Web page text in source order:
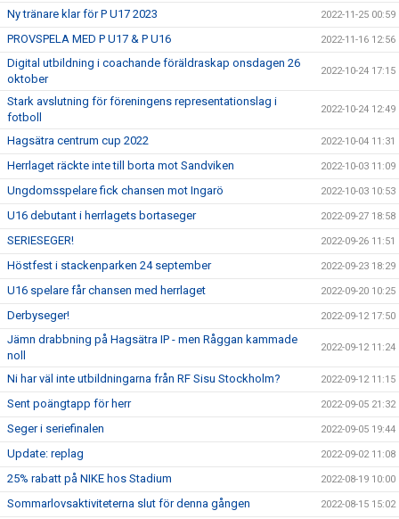
Ny tränare klar för P U17 2023 2022-11-25 00:59
PROVSPELA MED P U17 & P U16 2022-11-16 12:56
Digital utbildning i coachande föräldraskap onsdagen 26
oktober
2022-10-24 17:15
Stark avslutning för föreningens representationslag i
fotboll
2022-10-24 12:49
Hagsätra centrum cup 2022 2022-10-04 11:31
Herrlaget räckte inte till borta mot Sandviken 2022-10-03 11:09
Ungdomsspelare fick chansen mot Ingarö 2022-10-03 10:53
U16 debutant i herrlagets bortaseger 2022-09-27 18:58
SERIESEGER! 2022-09-26 11:51
Höstfest i stackenparken 24 september 2022-09-23 18:29
U16 spelare får chansen med herrlaget 2022-09-20 10:25
Derbyseger! 2022-09-12 17:50
Jämn drabbning på Hagsätra IP - men Råggan kammade
noll
2022-09-12 11:24
Ni har väl inte utbildningarna från RF Sisu Stockholm? 2022-09-12 11:15
Sent poängtapp för herr 2022-09-05 21:32
Seger i seriefinalen 2022-09-05 19:44
Update: replag 2022-09-02 11:08
25% rabatt på NIKE hos Stadium 2022-08-19 10:00
Sommarlovsaktiviteterna slut för denna gången 2022-08-15 15:02